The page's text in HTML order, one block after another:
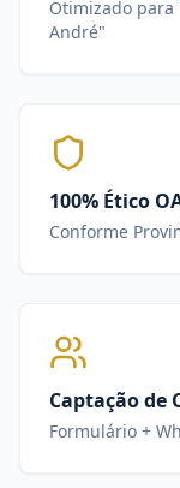
Otimizado
André"
100% Ético
Conforme
Captação de
Formulário +